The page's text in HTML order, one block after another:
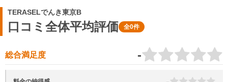
TERASELでんき東京B
口コミ全体平均評価 全0件
総合満足度 -